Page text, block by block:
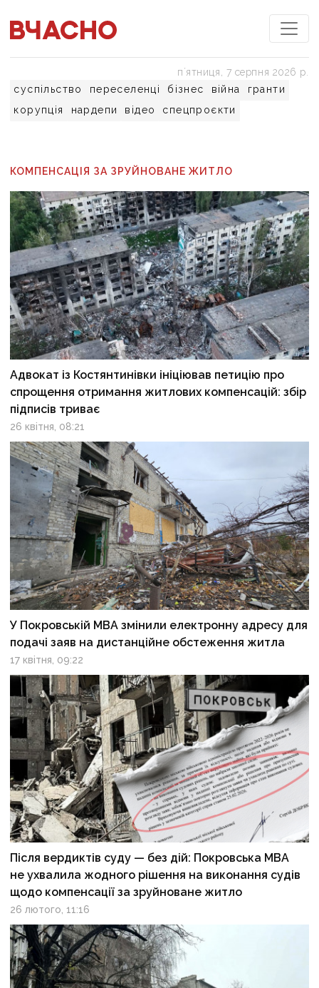
суспільство переселенці бізнес війна
гранти
корупція
нардепи відео спецпроєкти
пʼятниця, 7 серпня 2026 р.
КОМПЕНСАЦІЯ ЗА ЗРУЙНОВАНЕ ЖИТЛО
Адвокат із Костянтинівки ініціював петицію про
спрощення отримання житлових компенсацій: збір
підписів триває
26 квітня, 08:21
У Покровській МВА змінили електронну адресу для
подачі заяв на дистанційне обстеження житла
17 квітня, 09:22
Після вердиктів суду — без дій: Покровська МВА
не ухвалила жодного рішення на виконання судів
щодо компенсації за зруйноване житло
26 лютого, 11:16